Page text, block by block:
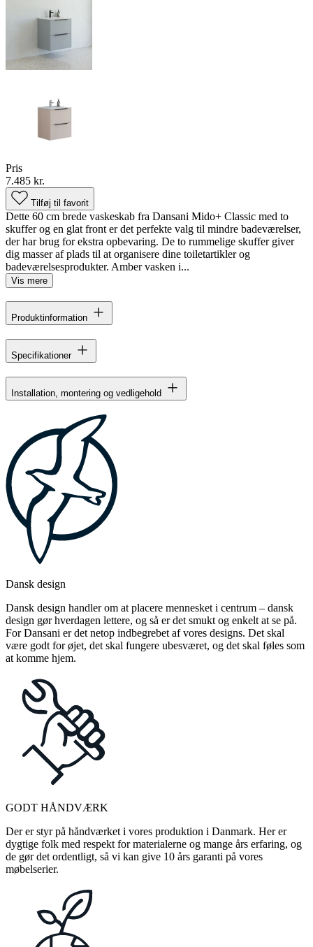
Pris
7.485 kr.
Tilføj til favorit
Dette 60 cm brede vaskeskab fra Dansani Mido+ Classic med to
skuffer og en glat front er det perfekte valg til mindre badeværelser,
der har brug for ekstra opbevaring. De to rummelige skuffer giver
dig masser af plads til at organisere dine toiletartikler og
badeværelsesprodukter. Amber vasken i...
Vis mere
Produktinformation
Specifikationer
Installation, montering og vedligehold
Dansk design
Dansk design handler om at placere mennesket i centrum – dansk
design gør hverdagen lettere, og så er det smukt og enkelt at se på.
For Dansani er det netop indbegrebet af vores designs. Det skal
være godt for øjet, det skal fungere ubesværet, og det skal føles som
at komme hjem.
GODT HÅNDVÆRK
Der er styr på håndværket i vores produktion i Danmark. Her er
dygtige folk med respekt for materialerne og mange års erfaring, og
de gør det ordentligt, så vi kan give 10 års garanti på vores
møbelserier.